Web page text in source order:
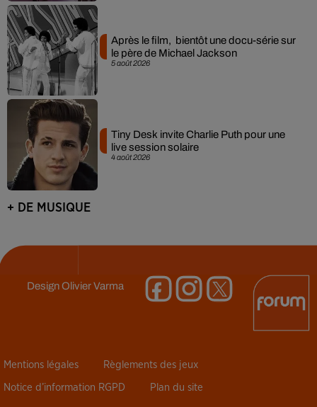
5 août 2026
Après le film, bientôt une docu-série sur
le père de Michael Jackson
4 août 2026
Tiny Desk invite Charlie Puth pour une
live session solaire
+ DE MUSIQUE
DesignOlivier Varma
Mentions légales Règlements des jeux
Notice d’information RGPD Plan du site